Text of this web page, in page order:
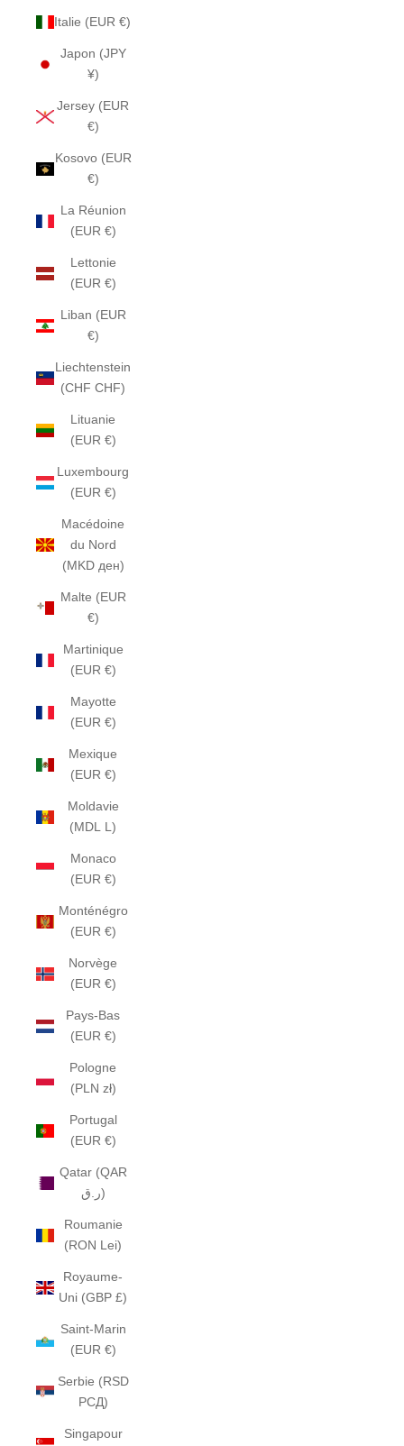
Italie (EUR €)
Japon (JPY
¥)
Jersey (EUR
€)
Kosovo (EUR
€)
La Réunion
(EUR €)
Lettonie
(EUR €)
Liban (EUR
€)
Liechtenstein
(CHF CHF)
Lituanie
(EUR €)
Luxembourg
(EUR €)
Macédoine
du Nord
(MKD ден)
Malte (EUR
€)
Martinique
(EUR €)
Mayotte
(EUR €)
Mexique
(EUR €)
Moldavie
(MDL L)
Monaco
(EUR €)
Monténégro
(EUR €)
Norvège
(EUR €)
Pays-Bas
(EUR €)
Pologne
(PLN zł)
Portugal
(EUR €)
Qatar (QAR
ر.ق)
Roumanie
(RON Lei)
Royaume-
Uni (GBP £)
Saint-Marin
(EUR €)
Serbie (RSD
РСД)
Singapour